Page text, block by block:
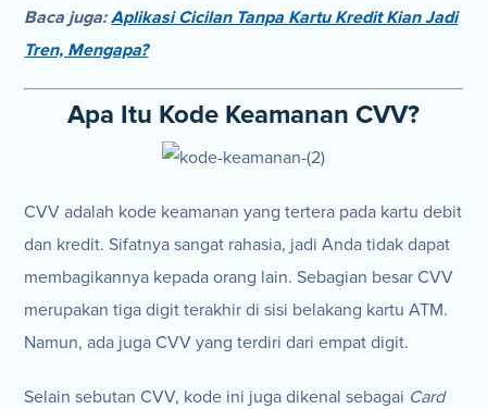
Baca juga:Aplikasi Cicilan Tanpa Kartu Kredit Kian Jadi
Tren, Mengapa?
Apa Itu Kode Keamanan CVV?
CVV adalah kode keamanan yang tertera pada kartu debit
dan kredit. Sifatnya sangat rahasia, jadi Anda tidak dapat
membagikannya kepada orang lain. Sebagian besar CVV
merupakan tiga digit terakhir di sisi belakang kartu ATM.
Namun, ada juga CVV yang terdiri dari empat digit.
Selain sebutan CVV, kode ini juga dikenal sebagai Card